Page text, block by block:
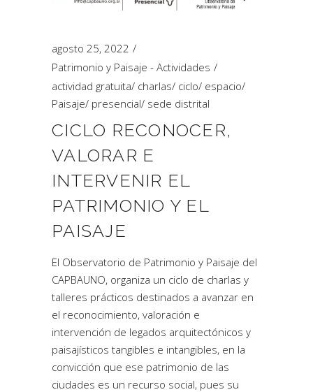
agosto 25, 2022
Patrimonio y Paisaje - Actividades
actividad gratuita/ charlas/ ciclo/ espacio/
Paisaje/ presencial/ sede distrital
CICLO RECONOCER,
VALORAR E
INTERVENIR EL
PATRIMONIO Y EL
PAISAJE
El Observatorio de Patrimonio y Paisaje del
CAPBAUNO, organiza un ciclo de charlas y
talleres prácticos destinados a avanzar en
el reconocimiento, valoración e
intervención de legados arquitectónicos y
paisajísticos tangibles e intangibles, en la
convicción que ese patrimonio de las
ciudades es un recurso social, pues su